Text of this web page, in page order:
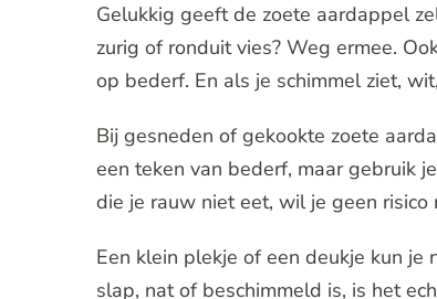
Gelukkig geeft de zoete aardappel
zurig of ronduit vies? Weg ermee.
op bederf. En als je schimmel ziet,
Bij gesneden of gekookte zoete
een teken van bederf, maar gebruik
die je rauw niet eet, wil je geen risico
Een klein plekje of een deukje kun
slap, nat of beschimmeld is, is het